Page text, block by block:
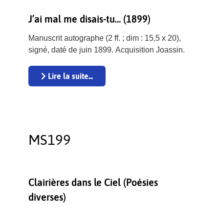
J’ai mal me disais-tu… (1899)
Manuscrit autographe (2 ff. ; dim : 15,5 x 20),
signé, daté de juin 1899. Acquisition Joassin.
Lire la suite...
MS199
Clairières dans le Ciel (Poésies
diverses)